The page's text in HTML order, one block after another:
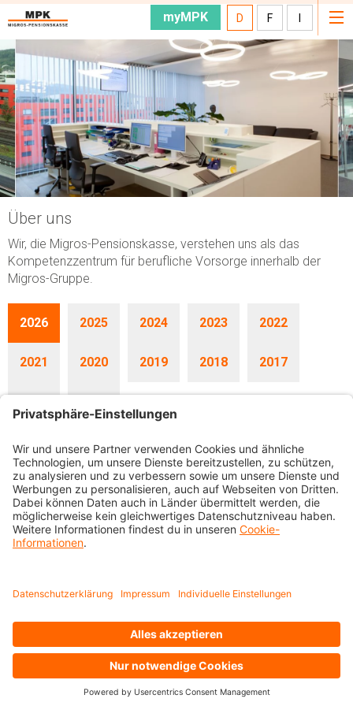
D F
myMPK
Über uns
Wir, die Migros-Pensionskasse, verstehen uns als das
Kompetenzzentrum für berufliche Vorsorge innerhalb der
Migros-Gruppe.
2026 2025 2024 2023 2022
2021 2020 2019 2018 2017
27.05.2026
Nachhaltigkeitsbericht 2025
Mit demNachhaltigkeitsbericht 2025möchten wir die Entwicklung in
der Berichtsperiode aufzeigen und über den Stand der
30.03.2026
Vorsorge-Flash April 2026
Kurzbericht 2025